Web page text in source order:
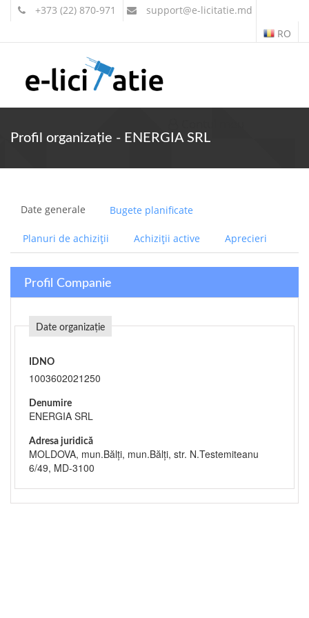
+373 (22) 870-971 support@e-licitatie.md
RO
Profil organizație - ENERGIA SRL
Date generale Bugete planificate
Planuri de achiziții Achiziții active Aprecieri
Profil Companie
Date organizație
IDNO
1003602021250
Denumire
ENERGIA SRL
Adresa juridică
MOLDOVA, mun.Bălţi, mun.Bălţi, str. N.Testemiteanu
6/49, MD-3100